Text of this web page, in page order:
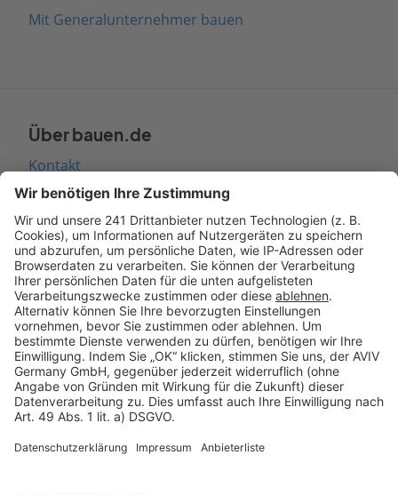
Mit Generalunternehmer bauen
Über bauen.de
Kontakt
Seitenaufbau
Barrierefreiheit
Cookie Einstellungen
Rechtliches
AGB-Übersicht
Datenschutz
Impressum